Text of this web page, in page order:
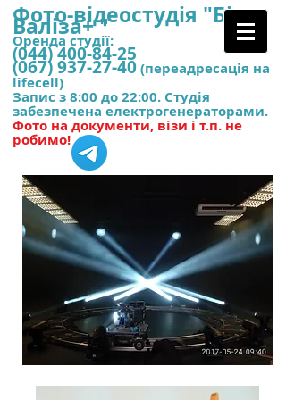
Фото-відеостудія "Біла
Валіза+ "
Оренда студії:
(044) 400-84-25
(067) 937-27-40(переадресація на
lifecell)
Запис з 8:00 до 22:00. Студія
забезпечена електрогенераторами.
Фото на документи, візи і т.п. не
робимо!